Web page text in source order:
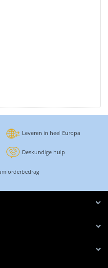
Leveren in heel Europa
Deskundige hulp
orderbedrag